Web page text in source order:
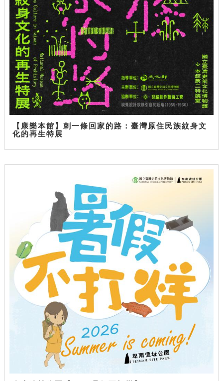
【康樂本館】刺一條回家的路：臺灣原住民族紋身文
化的再生特展